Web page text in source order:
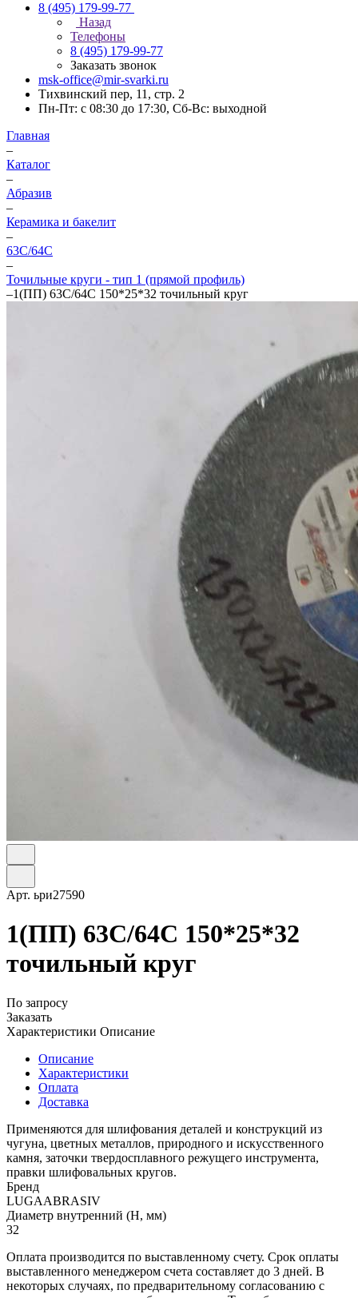
8 (495) 179-99-77
Назад
Телефоны
8 (495) 179-99-77
Заказать звонок
msk-office@mir-svarki.ru
Тихвинский пер, 11, стр. 2
Пн-Пт: с 08:30 до 17:30, Сб-Вс: выходной
Главная
–
Каталог
–
Абразив
–
Керамика и бакелит
–
63С/64С
–
Точильные круги - тип 1 (прямой профиль)
–1(ПП) 63С/64C 150*25*32 точильный круг
Арт. ьри27590
1(ПП) 63С/64C 150*25*32
точильный круг
По запросу
Заказать
Характеристики Описание
Описание
Характеристики
Оплата
Доставка
Применяются для шлифования деталей и конструкций из
чугуна, цветных металлов, природного и искусственного
камня, заточки твердосплавного режущего инструмента,
правки шлифовальных кругов.
Бренд
LUGAABRASIV
Диаметр внутренний (H, мм)
32
Оплата производится по выставленному счету. Срок оплаты
выставленного менеджером счета составляет до 3 дней. В
некоторых случаях, по предварительному согласованию с